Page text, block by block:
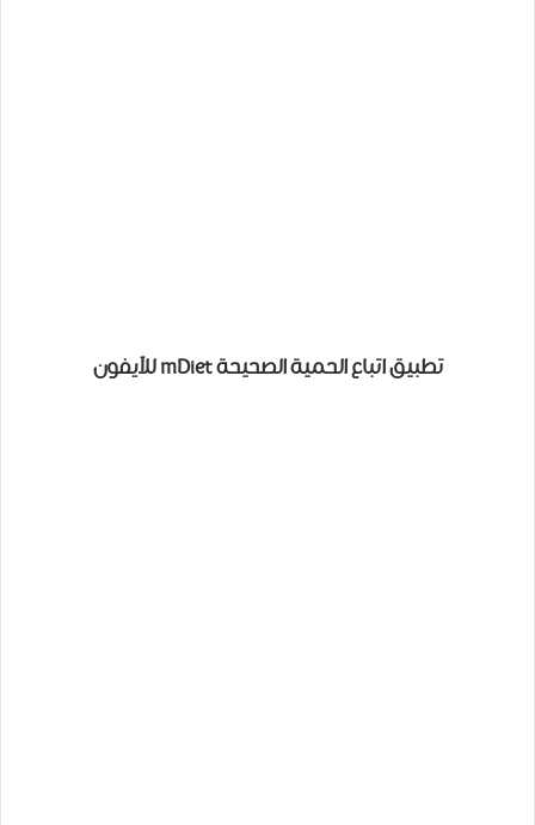
تطبيق اتباع الحمية الصحيحة mDiet للآيفون